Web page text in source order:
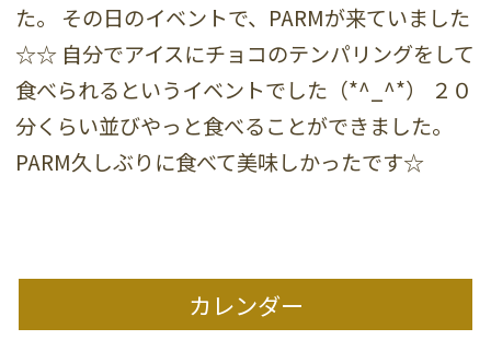
た。 その日のイベントで、PARMが来ていました
☆☆ 自分でアイスにチョコのテンパリングをして
食べられるというイベントでした（*^_^*） ２０
分くらい並びやっと食べることができました。
PARM久しぶりに食べて美味しかったです☆
カレンダー